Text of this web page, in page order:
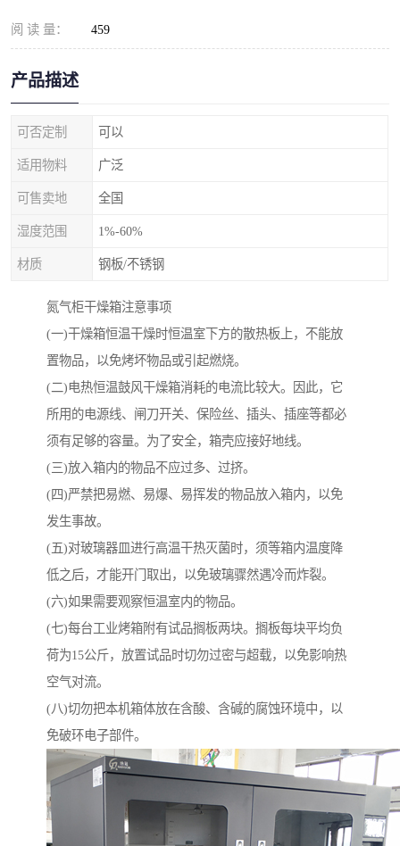
阅 读 量： 459
产品描述
可否定制 可以
适用物料 广泛
可售卖地 全国
湿度范围 1%-60%
材质 钢板/不锈钢
氮气柜干燥箱注意事项
(一)干燥箱恒温干燥时恒温室下方的散热板上，不能放
置物品，以免烤坏物品或引起燃烧。
(二)电热恒温鼓风干燥箱消耗的电流比较大。因此，它
所用的电源线、闸刀开关、保险丝、插头、插座等都必
须有足够的容量。为了安全，箱壳应接好地线。
(三)放入箱内的物品不应过多、过挤。
(四)严禁把易燃、易爆、易挥发的物品放入箱内，以免
发生事故。
(五)对玻璃器皿进行高温干热灭菌时，须等箱内温度降
低之后，才能开门取出，以免玻璃骤然遇冷而炸裂。
(六)如果需要观察恒温室内的物品。
(七)每台工业烤箱附有试品搁板两块。搁板每块平均负
荷为15公斤，放置试品时切勿过密与超载，以免影响热
空气对流。
(八)切勿把本机箱体放在含酸、含碱的腐蚀环境中，以
免破环电子部件。